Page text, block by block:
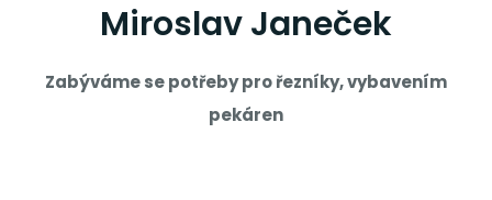
Miroslav Janeček
Zabýváme se potřeby pro řezníky, vybavením
pekáren